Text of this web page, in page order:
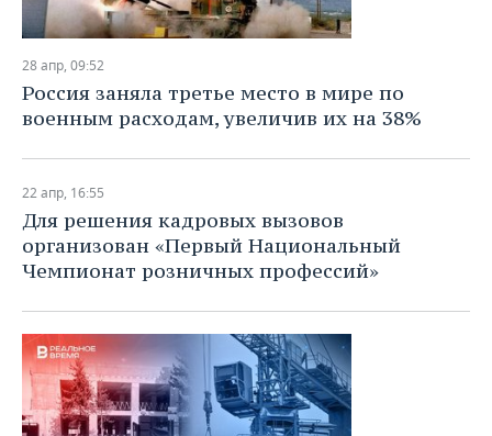
28 апр, 09:52
Россия заняла третье место в мире по
военным расходам, увеличив их на 38%
22 апр, 16:55
Для решения кадровых вызовов
организован «Первый Национальный
Чемпионат розничных профессий»